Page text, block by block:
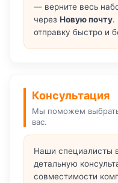
— верните весь
через Новую почту.
отправку быстро и
Консультация
Мы поможем
вас.
Наши специалисты
детальную
совместимости